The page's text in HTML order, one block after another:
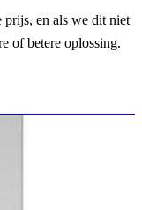
prijs, en als we dit niet
of betere oplossing.